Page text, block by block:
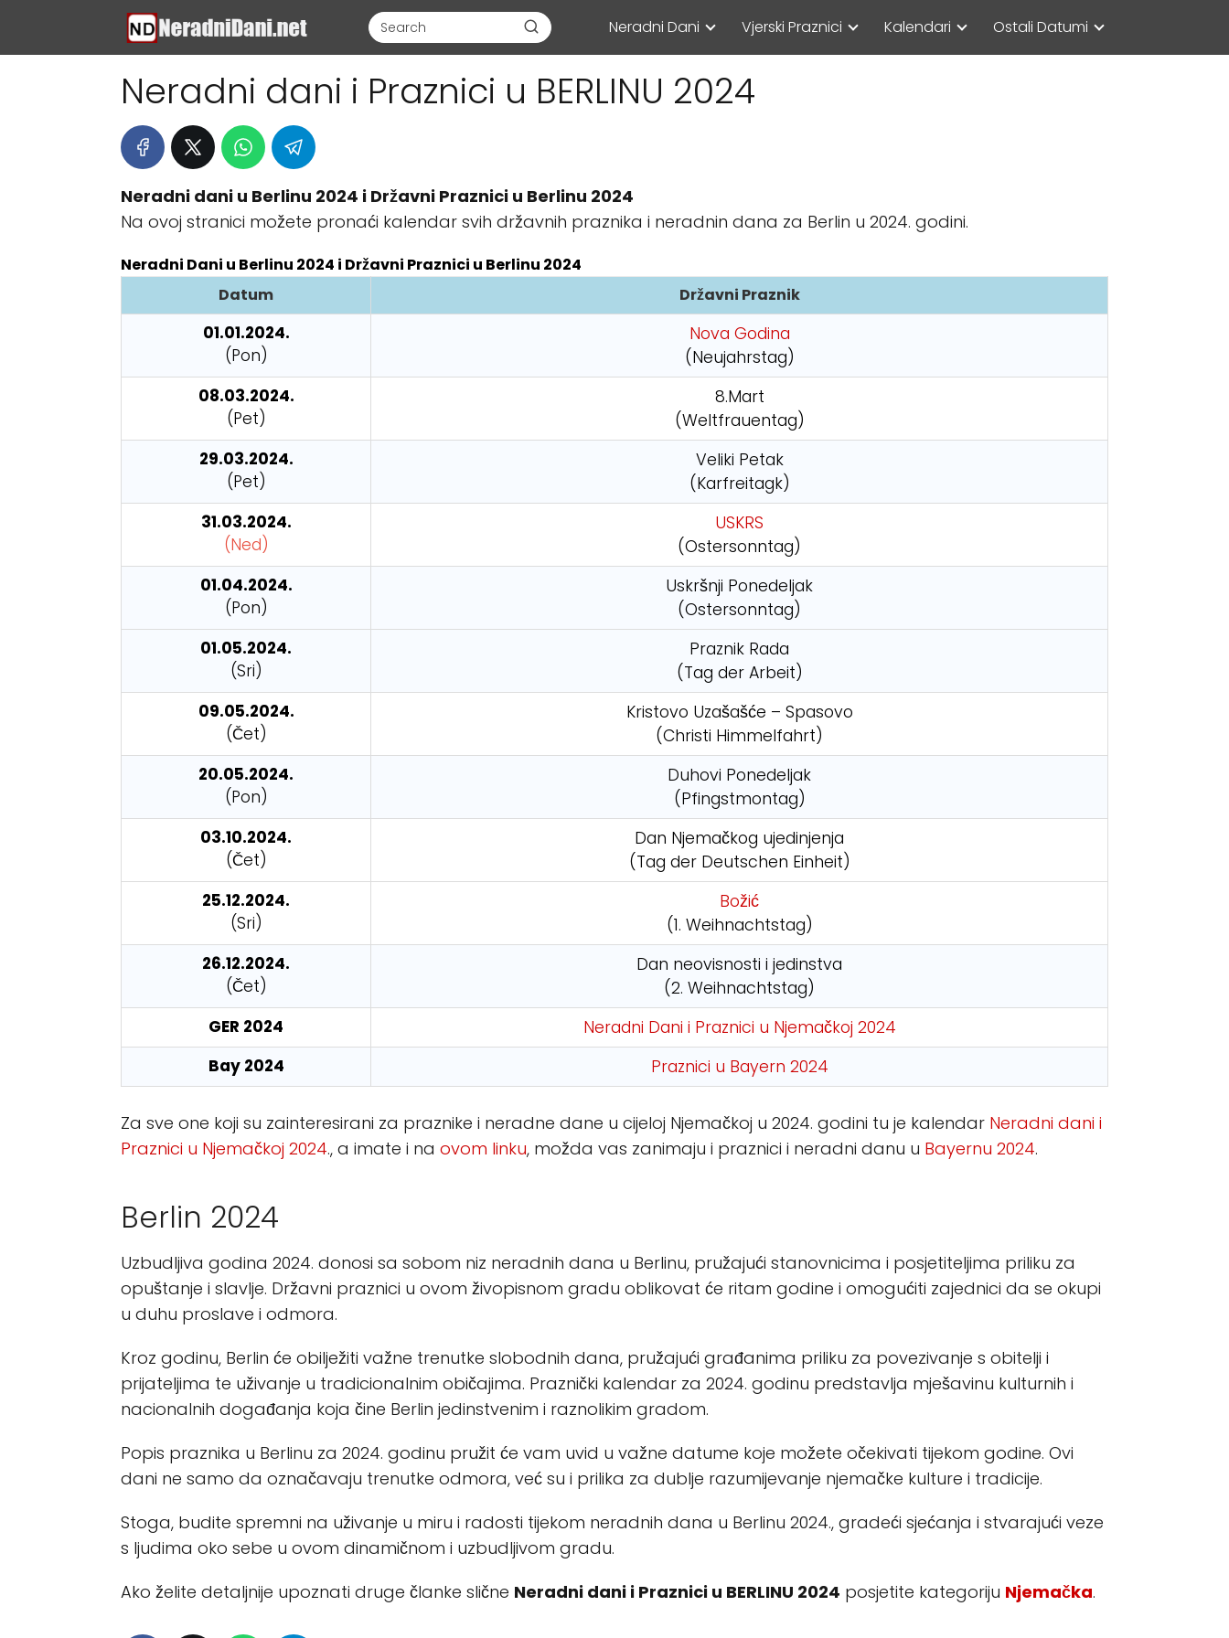
Neradni Dani Vjerski Praznici Kalendari Ostali Datumi
Neradni dani i Praznici u BERLINU 2024
Neradni dani u Berlinu 2024 i Državni Praznici u Berlinu 2024
Na ovoj stranici možete pronaći kalendar svih državnih praznika i neradnin dana za Berlin u 2024. godini.
Neradni Dani u Berlinu 2024 i Državni Praznici u Berlinu 2024
Datum
Državni Praznik
01.01.2024.
(Pon)
Nova Godina
(Neujahrstag)
08.03.2024.
(Pet)
8.Mart
(Weltfrauentag)
29.03.2024.
(Pet)
Veliki Petak
(Karfreitagk)
31.03.2024.
(Ned)
USKRS
(Ostersonntag)
01.04.2024.
(Pon)
Uskršnji Ponedeljak
(Ostersonntag)
01.05.2024.
(Sri)
Praznik Rada
(Tag der Arbeit)
09.05.2024.
(Čet)
Kristovo Uzašašće – Spasovo
(Christi Himmelfahrt)
20.05.2024.
(Pon)
Duhovi Ponedeljak
(Pfingstmontag)
03.10.2024.
(Čet)
Dan Njemačkog ujedinjenja
(Tag der Deutschen Einheit)
25.12.2024.
(Sri)
Božić
(1. Weihnachtstag)
26.12.2024.
(Čet)
Dan neovisnosti i jedinstva
(2. Weihnachtstag)
GER 2024
Neradni Dani i Praznici u Njemačkoj 2024
Bay 2024
Praznici u Bayern 2024
Za sve one koji su zainteresirani za praznike i neradne dane u cijeloj Njemačkoj u 2024. godini tu je kalendar Neradni dani i
Praznici u Njemačkoj 2024., a imate i na ovom linku, možda vas zanimaju i praznici i neradni danu u Bayernu 2024.
Berlin 2024
Uzbudljiva godina 2024. donosi sa sobom niz neradnih dana u Berlinu, pružajući stanovnicima i posjetiteljima priliku za
opuštanje i slavlje. Državni praznici u ovom živopisnom gradu oblikovat će ritam godine i omogućiti zajednici da se okupi
u duhu proslave i odmora.
Kroz godinu, Berlin će obilježiti važne trenutke slobodnih dana, pružajući građanima priliku za povezivanje s obitelji i
prijateljima te uživanje u tradicionalnim običajima. Praznički kalendar za 2024. godinu predstavlja mješavinu kulturnih i
nacionalnih događanja koja čine Berlin jedinstvenim i raznolikim gradom.
Popis praznika u Berlinu za 2024. godinu pružit će vam uvid u važne datume koje možete očekivati tijekom godine. Ovi
dani ne samo da označavaju trenutke odmora, već su i prilika za dublje razumijevanje njemačke kulture i tradicije.
Stoga, budite spremni na uživanje u miru i radosti tijekom neradnih dana u Berlinu 2024., gradeći sjećanja i stvarajući veze
s ljudima oko sebe u ovom dinamičnom i uzbudljivom gradu.
Ako želite detaljnije upoznati druge članke slične Neradni dani i Praznici u BERLINU 2024 posjetite kategoriju Njemačka.